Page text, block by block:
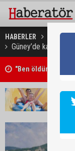
HABERLER GÜNEY
Güney’de kalan Türk
"Ben öldürdüm"